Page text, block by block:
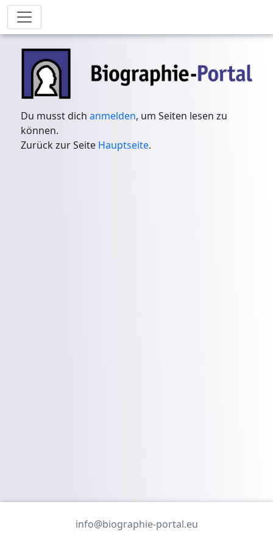
Du musst dichanmelden, um Seiten lesen zu
können.
Zurück zur Seite Hauptseite.
info@biographie-portal.eu